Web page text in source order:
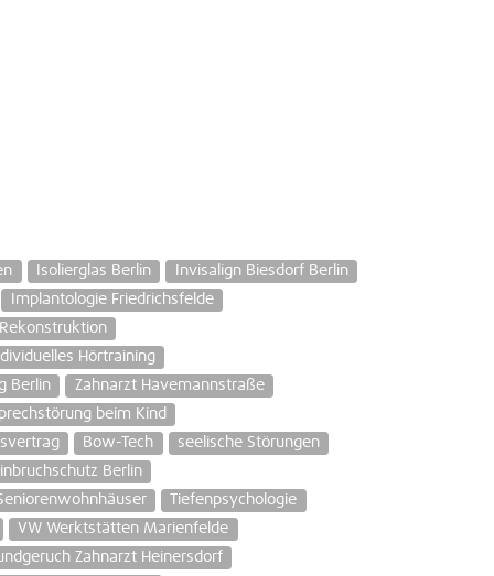
Isolierglas Berlin
Invisalign Biesdorf Berlin
Implantologie Friedrichsfelde
Rekonstruktion
Hörtraining
Berlin
Zahnarzt Havemannstraße
beim Kind
Bow-Tech
seelische Störungen
Berlin
Tiefenpsychologie
VW Werktstätten Marienfelde
Zahnarzt Heinersdorf